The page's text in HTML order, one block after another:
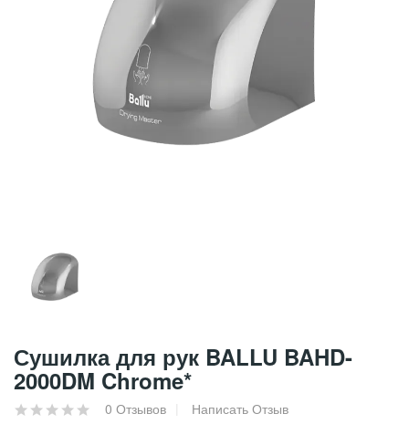
Сушилка для рук BALLU BAHD-
2000DM Chrome*
0 Отзывов Написать Отзыв